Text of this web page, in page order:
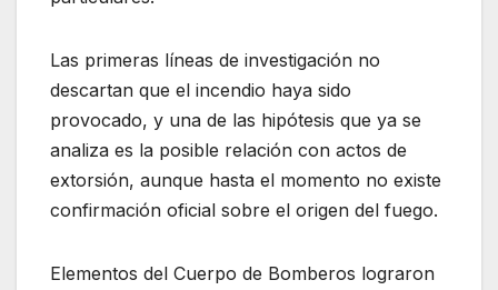
Las primeras líneas de investigación no
descartan que el incendio haya sido
provocado, y una de las hipótesis que ya se
analiza es la posible relación con actos de
extorsión, aunque hasta el momento no existe
confirmación oficial sobre el origen del fuego.
Elementos del Cuerpo de Bomberos lograron